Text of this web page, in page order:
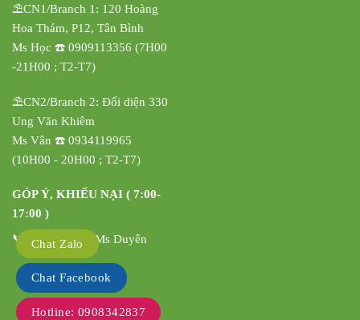
⛱️CN1/Branch 1: 120 Hoàng
Hoa Thám, P12, Tân Bình
Ms Học ☎️ 0909113356 (7H00
-21H00 ; T2-T7)
⛱️CN2/Branch 2: Đối diện 330
Ung Văn Khiêm
Ms Vân ☎️ 0934119965
(10H00 - 20H00 ; T2-T7)
GÓP Ý, KHIẾU NẠI ( 7:00-
17:00 )
📞 0908342837 Ms Duyên
Chat Zalo
Chat Facebook
Hotline: 0908342837